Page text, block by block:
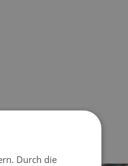
Durch die